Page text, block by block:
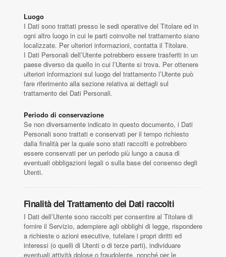
Luogo
I Dati sono trattati presso le sedi operative del Titolare ed in
ogni altro luogo in cui le parti coinvolte nel trattamento siano
localizzate. Per ulteriori informazioni, contatta il Titolare.
I Dati Personali dell’Utente potrebbero essere trasferiti in un
paese diverso da quello in cui l’Utente si trova. Per ottenere
ulteriori informazioni sul luogo del trattamento l’Utente può
fare riferimento alla sezione relativa ai dettagli sul
trattamento dei Dati Personali.
Periodo di conservazione
Se non diversamente indicato in questo documento, i Dati
Personali sono trattati e conservati per il tempo richiesto
dalla finalità per la quale sono stati raccolti e potrebbero
essere conservati per un periodo più lungo a causa di
eventuali obbligazioni legali o sulla base del consenso degli
Utenti.
Finalità del Trattamento dei Dati raccolti
I Dati dell’Utente sono raccolti per consentire al Titolare di
fornire il Servizio, adempiere agli obblighi di legge, rispondere
a richieste o azioni esecutive, tutelare i propri diritti ed
interessi (o quelli di Utenti o di terze parti), individuare
eventuali attività dolose o fraudolente, nonché per le